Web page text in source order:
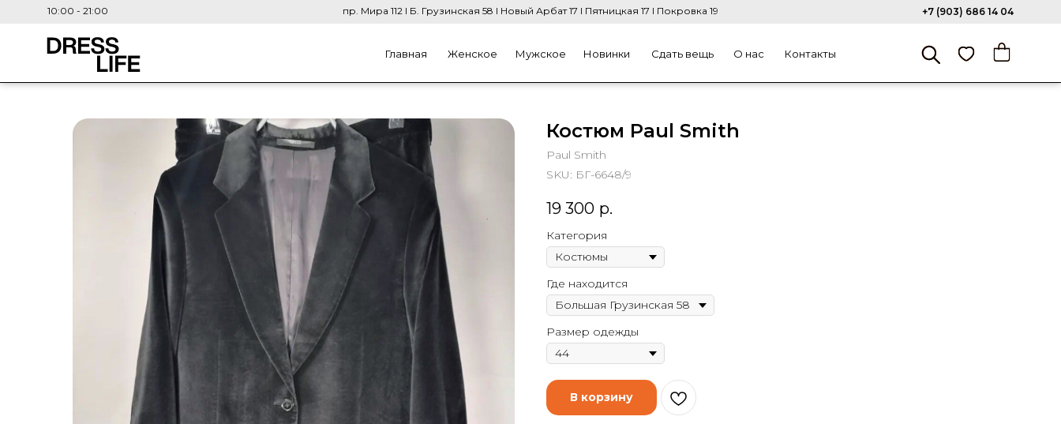
Главная Женское Мужское Новинки Сдать вещь О нас Контакты
10:00 - 21:00 пр. Мира 112 I Б. Грузинская 58 I Новый Арбат 17 I Пятницкая 17 I Покровка 19 +7 (903) 686 14 04
Костюм Paul Smith
Paul Smith
SKU: БГ-6648/9
19 300 р.
Категория
Где находится
Размер одежды
В корзину